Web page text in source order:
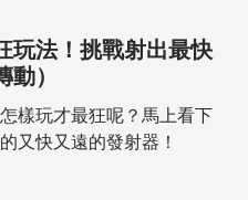
玩法！挑戰射出最快
）
樣玩才最狂呢？馬上看下
又快又遠的發射器！